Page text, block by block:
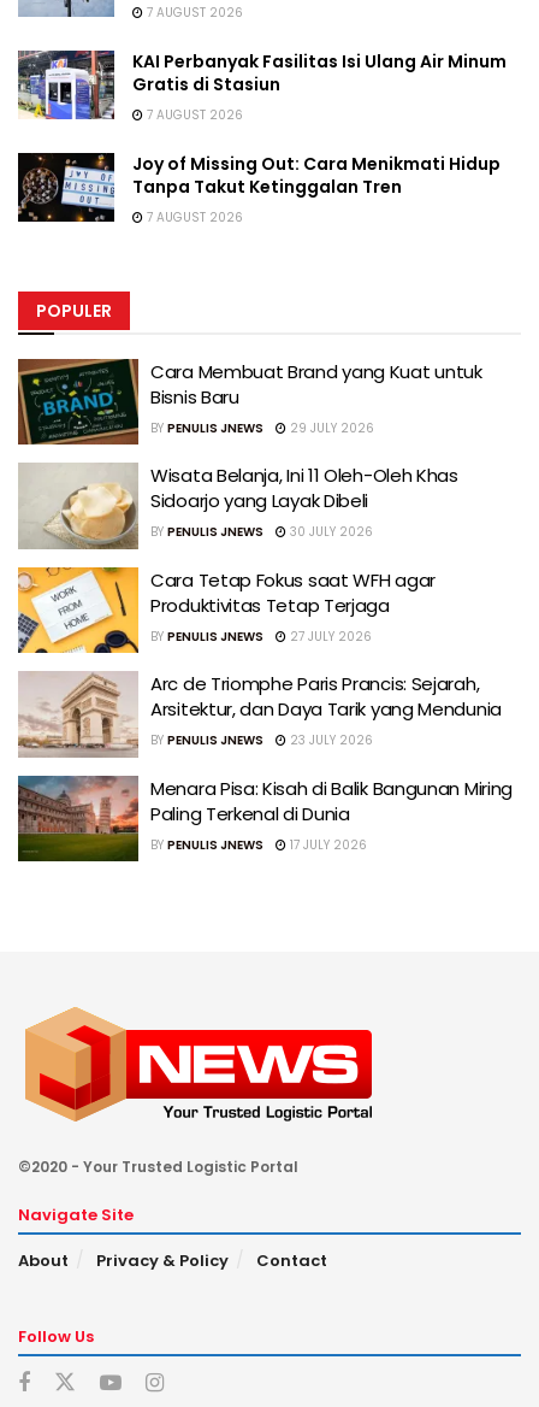
7 AUGUST 2026
KAI Perbanyak Fasilitas Isi Ulang Air Minum
Gratis di Stasiun
7 AUGUST 2026
Joy of Missing Out: Cara Menikmati Hidup
Tanpa Takut Ketinggalan Tren
7 AUGUST 2026
POPULER
Cara Membuat Brand yang Kuat untuk
Bisnis Baru
BY PENULIS JNEWS 29 JULY 2026
Wisata Belanja, Ini 11 Oleh-Oleh Khas
Sidoarjo yang Layak Dibeli
BY PENULIS JNEWS 30 JULY 2026
Cara Tetap Fokus saat WFH agar
Produktivitas Tetap Terjaga
BY PENULIS JNEWS 27 JULY 2026
Arc de Triomphe Paris Prancis: Sejarah,
Arsitektur, dan Daya Tarik yang Mendunia
BY PENULIS JNEWS 23 JULY 2026
Menara Pisa: Kisah di Balik Bangunan Miring
Paling Terkenal di Dunia
BY PENULIS JNEWS 17 JULY 2026
©2020 - Your Trusted Logistic Portal
Navigate Site
About
Privacy & Policy Contact
Follow Us